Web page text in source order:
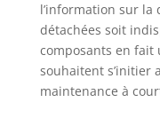
l’information sur la
détachées soit
composants en
souhaitent s’initier
maintenance à